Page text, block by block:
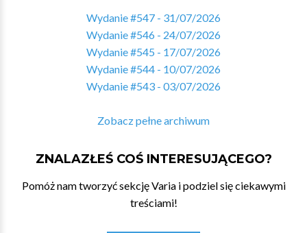
Wydanie #547 - 31/07/2026
Wydanie #546 - 24/07/2026
Wydanie #545 - 17/07/2026
Wydanie #544 - 10/07/2026
Wydanie #543 - 03/07/2026
Zobacz pełne archiwum
ZNALAZŁEŚ COŚ INTERESUJĄCEGO?
Pomóż nam tworzyć sekcję Varia i podziel się ciekawymi
treściami!